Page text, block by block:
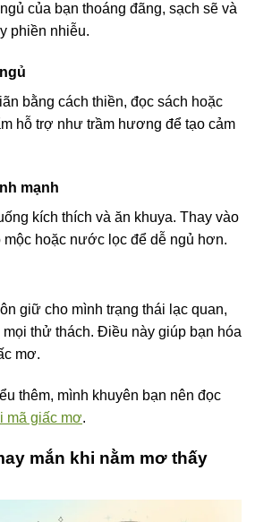
của bạn thoáng đãng, sạch sẽ và
phiền nhiễu.
bằng cách thiền, đọc sách hoặc
hỗ trợ như trầm hương để tạo cảm
mạnh
kích thích và ăn khuya. Thay vào
mộc hoặc nước lọc để dễ ngủ hơn.
giữ cho mình trạng thái lạc quan,
thử thách. Điều này giúp bạn hóa
mơ.
thêm, mình khuyên bạn nên đọc
mã giấc mơ.
mắn khi nằm mơ thấy